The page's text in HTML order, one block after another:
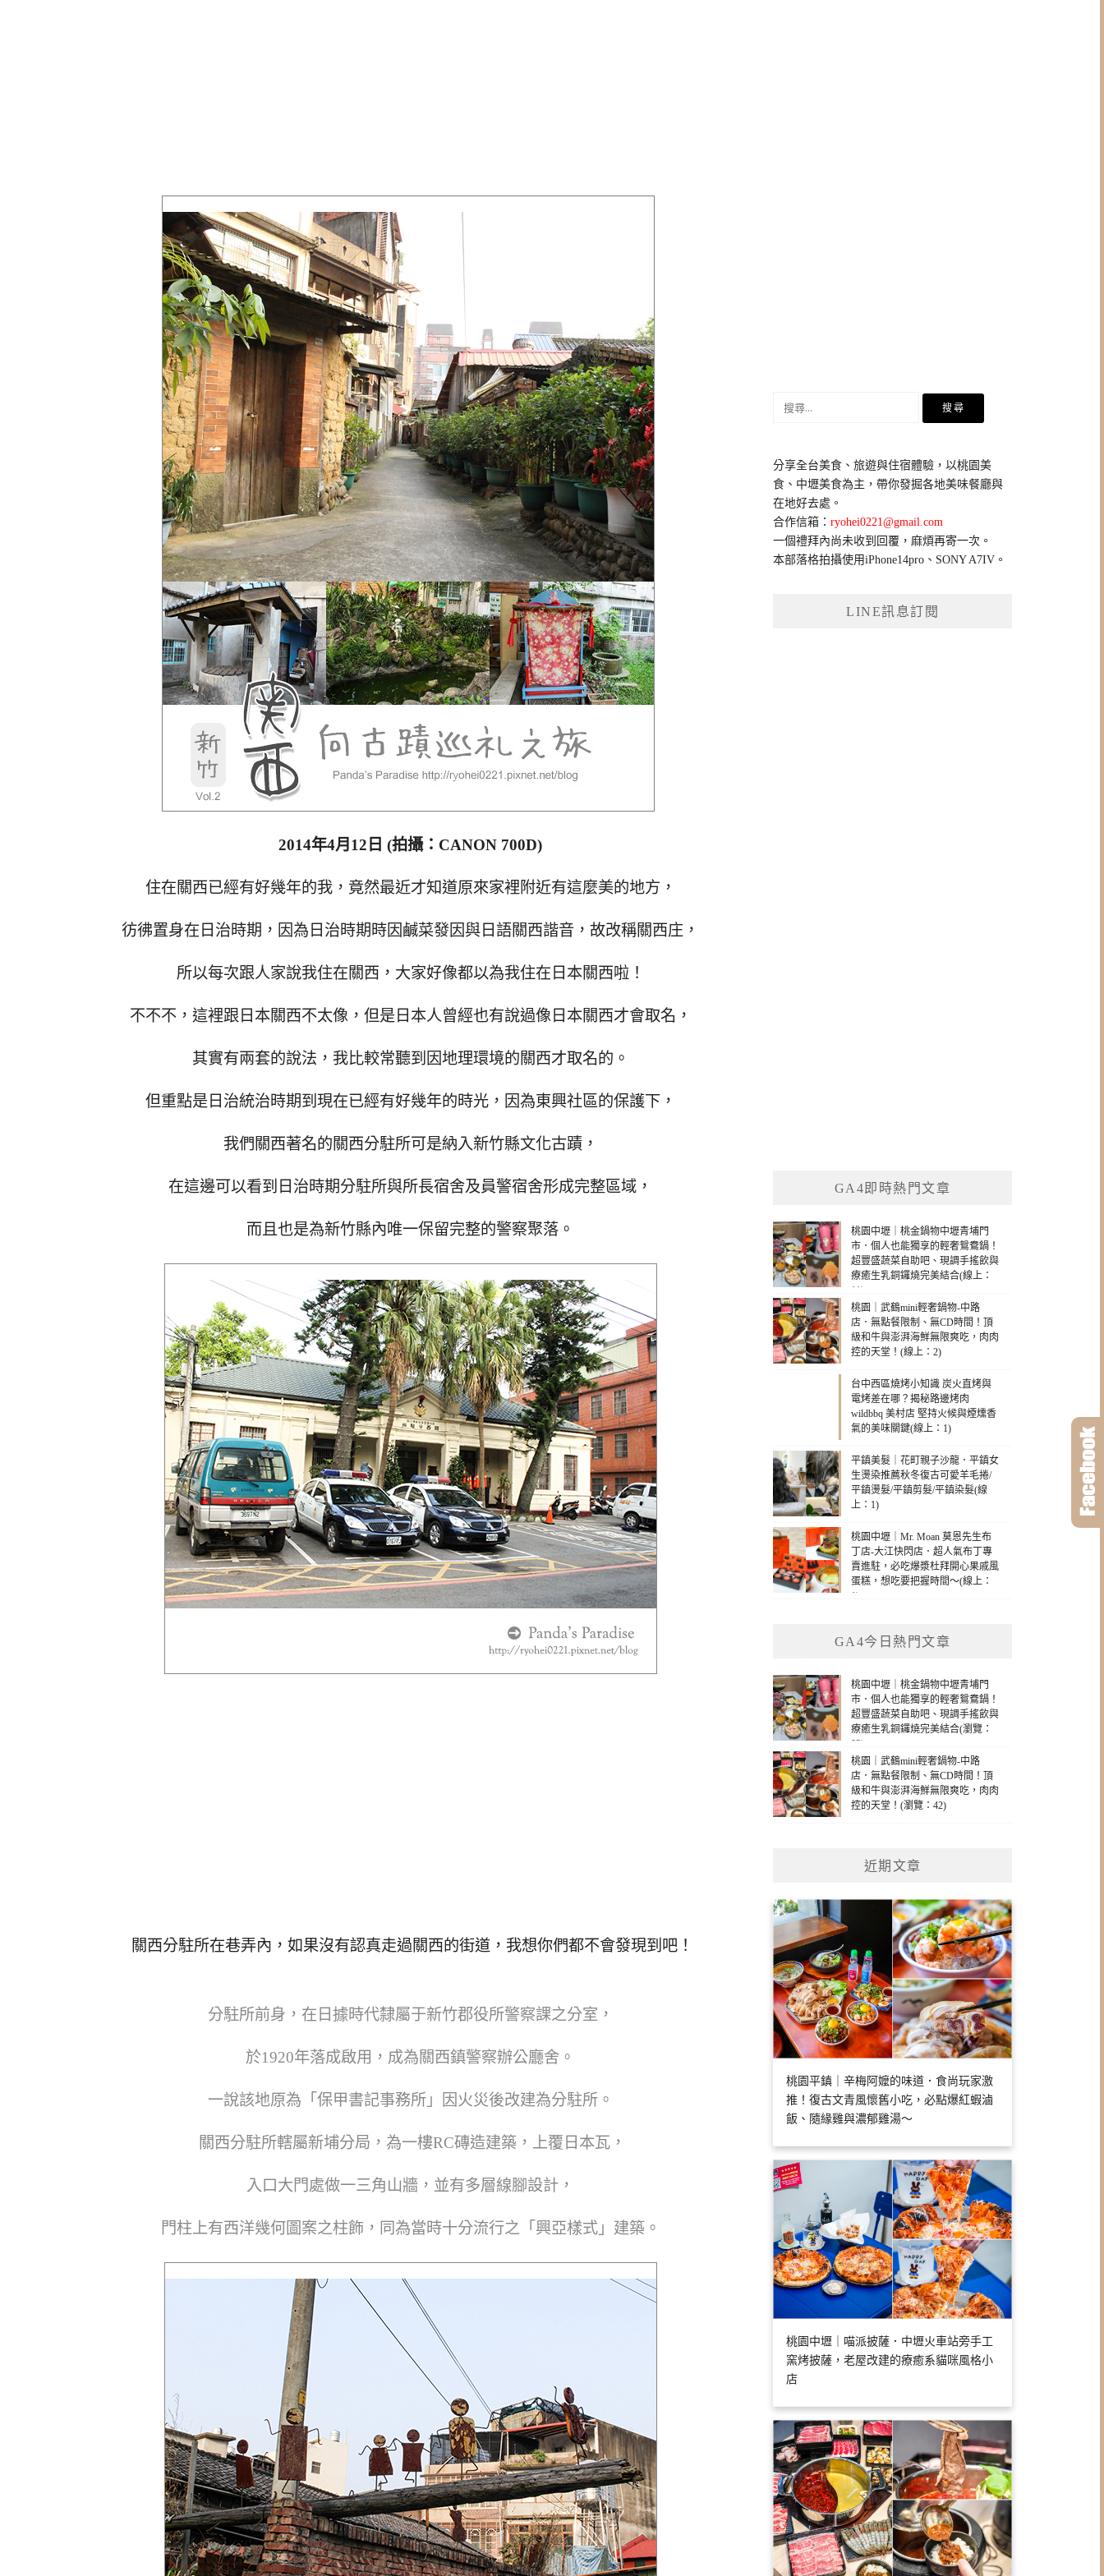
2014年4月12日 (拍攝：CANON 700D)
住在關西已經有好幾年的我，竟然最近才知道原來家裡附近有這麼美的地方，
彷彿置身在日治時期，因為日治時期時因鹹菜發因與日語關西諧音，故改稱關西庄，
所以每次跟人家說我住在關西，大家好像都以為我住在日本關西啦！
不不不，這裡跟日本關西不太像，但是日本人曾經也有說過像日本關西才會取名，
其實有兩套的說法，我比較常聽到因地理環境的關西才取名的。
但重點是日治統治時期到現在已經有好幾年的時光，因為東興社區的保護下，
我們關西著名的關西分駐所可是納入新竹縣文化古蹟，
在這邊可以看到日治時期分駐所與所長宿舍及員警宿舍形成完整區域，
而且也是為新竹縣內唯一保留完整的警察聚落。
關西分駐所在巷弄內，如果沒有認真走過關西的街道，我想你們都不會發現到吧！
分駐所前身，在日據時代隸屬于新竹郡役所警察課之分室，
於1920年落成啟用，成為關西鎮警察辦公廳舍。
一說該地原為「保甲書記事務所」因火災後改建為分駐所。
關西分駐所轄屬新埔分局，為一樓RC磚造建築，上覆日本瓦，
入口大門處做一三角山牆，並有多層線腳設計，
門柱上有西洋幾何圖案之柱飾，同為當時十分流行之「興亞樣式」建築。
鍵
字:
分享全台美食、旅遊與住宿體驗，以桃園美
食、中壢美食為主，帶你發掘各地美味餐廳與
在地好去處。
合作信箱：ryohei0221@gmail.com
一個禮拜內尚未收到回覆，麻煩再寄一次。
本部落格拍攝使用iPhone14pro、SONY A7IV。
LINE訊息訂閱
GA4即時熱門文章
桃園中壢｜桃金鍋物中壢青埔門
市．個人也能獨享的輕奢鴛鴦鍋！
超豐盛蔬菜自助吧、現調手搖飲與
療癒生乳銅鑼燒完美結合(線上：
11)
桃園｜武鶴mini輕奢鍋物-中路
店．無點餐限制、無CD時間！頂
級和牛與澎湃海鮮無限爽吃，肉肉
控的天堂！(線上：2)
台中西區燒烤小知識 炭火直烤與
電烤差在哪？揭秘路邊烤肉
wildbbq 美村店 堅持火候與煙燻香
氣的美味關鍵(線上：1)
平鎮美髮｜花町親子沙龍．平鎮女
生燙染推薦秋冬復古可愛羊毛捲/
平鎮燙髮/平鎮剪髮/平鎮染髮(線
上：1)
桃園中壢｜Mr. Moan 莫恩先生布
丁店-大江快閃店．超人氣布丁專
賣進駐，必吃爆漿杜拜開心果戚風
蛋糕，想吃要把握時間～(線上：
1)
GA4今日熱門文章
桃園中壢｜桃金鍋物中壢青埔門
市．個人也能獨享的輕奢鴛鴦鍋！
超豐盛蔬菜自助吧、現調手搖飲與
療癒生乳銅鑼燒完美結合(瀏覽：
93)
桃園｜武鶴mini輕奢鍋物-中路
店．無點餐限制、無CD時間！頂
級和牛與澎湃海鮮無限爽吃，肉肉
控的天堂！(瀏覽：42)
近期文章
桃園平鎮｜辛梅阿嬤的味道．食尚玩家激
推！復古文青風懷舊小吃，必點爆紅蝦滷
飯、隨緣雞與濃郁雞湯～
桃園中壢｜喵派披薩．中壢火車站旁手工
窯烤披薩，老屋改建的療癒系貓咪風格小
店